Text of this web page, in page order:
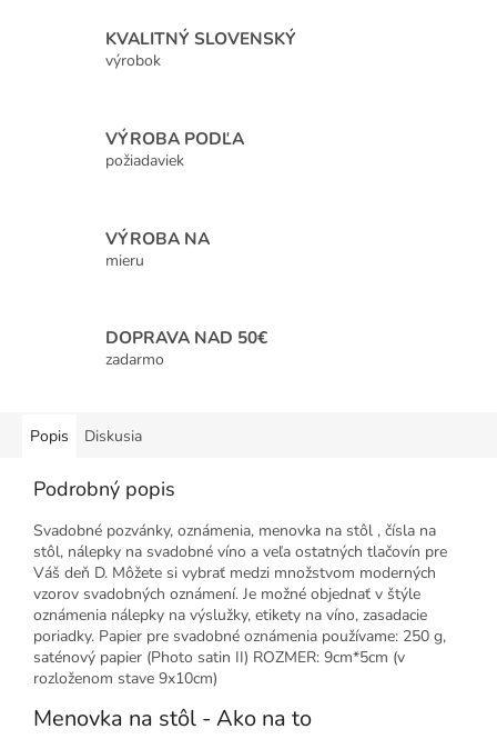
KVALITNÝ SLOVENSKÝ
výrobok
VÝROBA PODĽA
požiadaviek
VÝROBA NA
mieru
DOPRAVA NAD 50€
zadarmo
Popis Diskusia
Podrobný popis
Svadobné pozvánky, oznámenia, menovka na stôl , čísla na
stôl, nálepky na svadobné víno a veľa ostatných tlačovín pre
Váš deň D. Môžete si vybrať medzi množstvom moderných
vzorov svadobných oznámení. Je možné objednať v štýle
oznámenia nálepky na výslužky, etikety na víno, zasadacie
poriadky. Papier pre svadobné oznámenia používame: 250 g,
saténový papier (Photo satin II) ROZMER: 9cm*5cm (v
rozloženom stave 9x10cm)
Menovka na stôl - Ako na to